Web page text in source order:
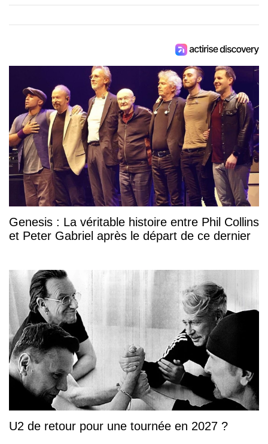
Genesis : La véritable histoire entre Phil Collins
et Peter Gabriel après le départ de ce dernier
U2 de retour pour une tournée en 2027 ?